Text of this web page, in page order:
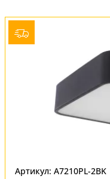
Артикул: A7210PL-2BK